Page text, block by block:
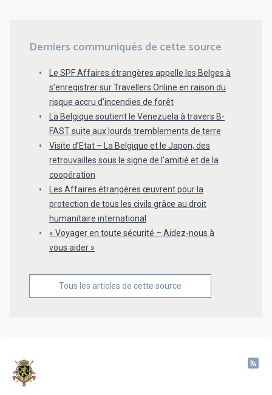
Derniers communiqués de cette source
Le SPF Affaires étrangères appelle les Belges à
s’enregistrer sur Travellers Online en raison du
risque accru d’incendies de forêt
La Belgique soutient le Venezuela à travers B-
FAST suite aux lourds tremblements de terre
Visite d’Etat – La Belgique et le Japon, des
retrouvailles sous le signe de l’amitié et de la
coopération
Les Affaires étrangères œuvrent pour la
protection de tous les civils grâce au droit
humanitaire international
« Voyager en toute sécurité – Aidez-nous à
vous aider »
Tous les articles de cette source